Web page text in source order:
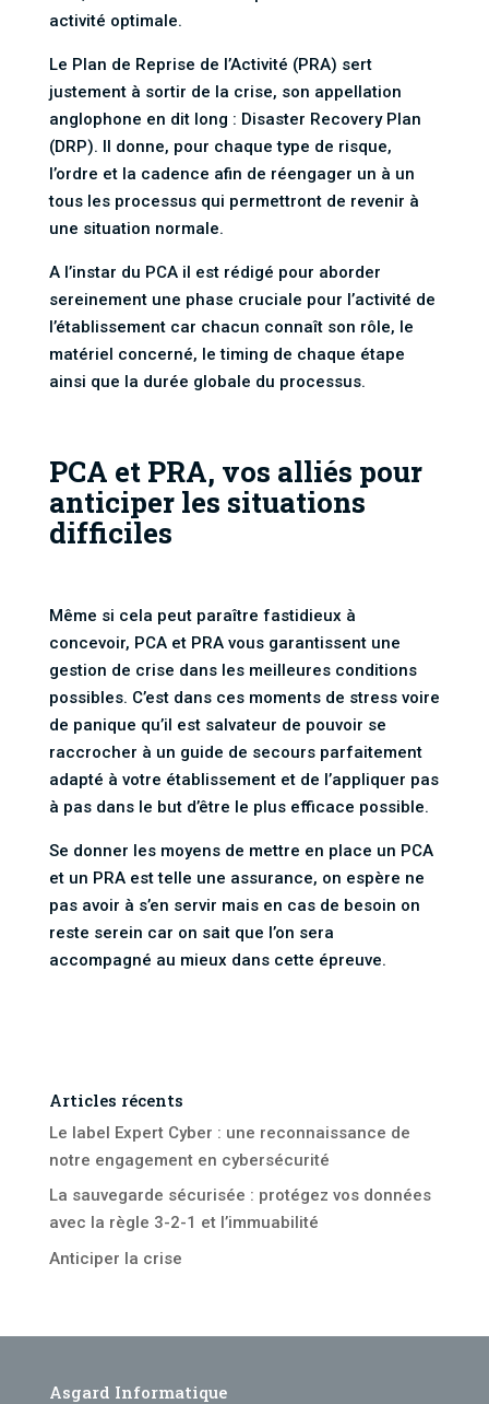
activité optimale.
Le Plan de Reprise de l’Activité (PRA) sert
justement à sortir de la crise, son appellation
anglophone en dit long : Disaster Recovery Plan
(DRP). Il donne, pour chaque type de risque,
l’ordre et la cadence afin de réengager un à un
tous les processus qui permettront de revenir à
une situation normale.
A l’instar du PCA il est rédigé pour aborder
sereinement une phase cruciale pour l’activité de
l’établissement car chacun connaît son rôle, le
matériel concerné, le timing de chaque étape
ainsi que la durée globale du processus.
PCA et PRA, vos alliés pour
anticiper les situations
difficiles
Même si cela peut paraître fastidieux à
concevoir, PCA et PRA vous garantissent une
gestion de crise dans les meilleures conditions
possibles. C’est dans ces moments de stress voire
de panique qu’il est salvateur de pouvoir se
raccrocher à un guide de secours parfaitement
adapté à votre établissement et de l’appliquer pas
à pas dans le but d’être le plus efficace possible.
Se donner les moyens de mettre en place un PCA
et un PRA est telle une assurance, on espère ne
pas avoir à s’en servir mais en cas de besoin on
reste serein car on sait que l’on sera
accompagné au mieux dans cette épreuve.
Articles récents
Le label Expert Cyber : une reconnaissance de
notre engagement en cybersécurité
La sauvegarde sécurisée : protégez vos données
avec la règle 3-2-1 et l’immuabilité
Anticiper la crise
Asgard Informatique